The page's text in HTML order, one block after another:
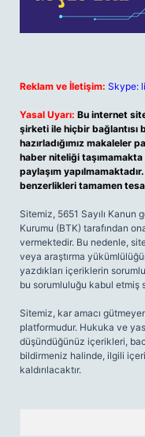
Reklam ve İletişim: Skype:
Yasal Uyarı: Bu internet
şirketi ile hiçbir bağlantısı
hazırladığımız makaleler
haber niteliği
paylaşım
benzerlikleri tamamen
Sitemiz, 5651 Sayılı
Kurumu (BTK) tarafından
vermektedir. Bu nedenle,
veya araştırma
yazdıkları içeriklerin
bu sorumluluğu kabul etmiş
Sitemiz, kar amacı
platformudur. Hukuka ve
düşündüğünüz içerikleri,
bildirmeniz halinde, ilgili
kaldırılacaktır.